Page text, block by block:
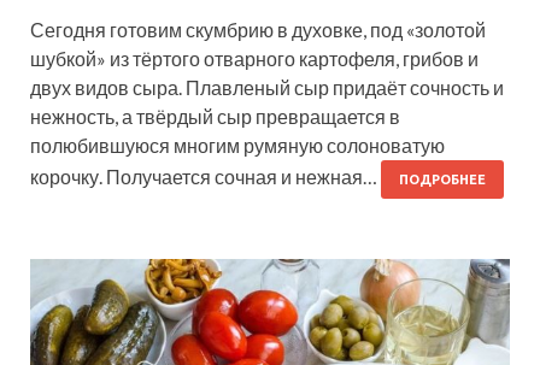
Сегодня готовим скумбрию в духовке, под «золотой
шубкой» из тёртого отварного картофеля, грибов и
двух видов сыра. Плавленый сыр придаёт сочность и
нежность, а твёрдый сыр превращается в
полюбившуюся многим румяную солоноватую
корочку. Получается сочная и нежная…
ПОДРОБНЕЕ